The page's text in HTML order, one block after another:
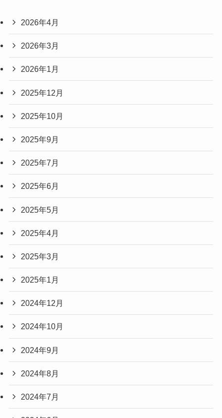
2026年4月
2026年3月
2026年1月
2025年12月
2025年10月
2025年9月
2025年7月
2025年6月
2025年5月
2025年4月
2025年3月
2025年1月
2024年12月
2024年10月
2024年9月
2024年8月
2024年7月